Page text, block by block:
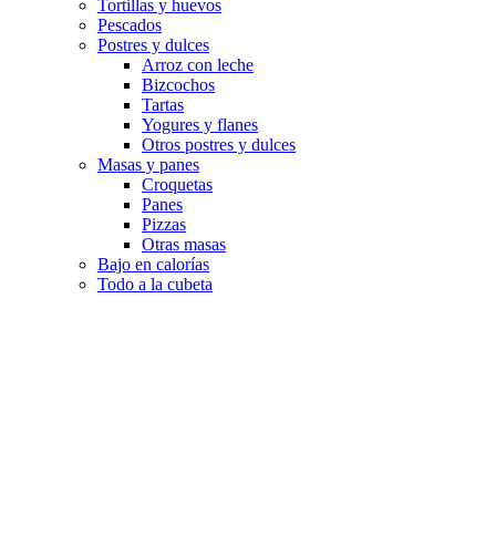
Tortillas y huevos
Pescados
Postres y dulces
Arroz con leche
Bizcochos
Tartas
Yogures y flanes
Otros postres y dulces
Masas y panes
Croquetas
Panes
Pizzas
Otras masas
Bajo en calorías
Todo a la cubeta